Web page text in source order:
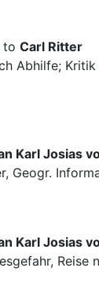
to Carl Ritter
Abhilfe;
Karl Josias
Geogr.
Karl Josias
Reise